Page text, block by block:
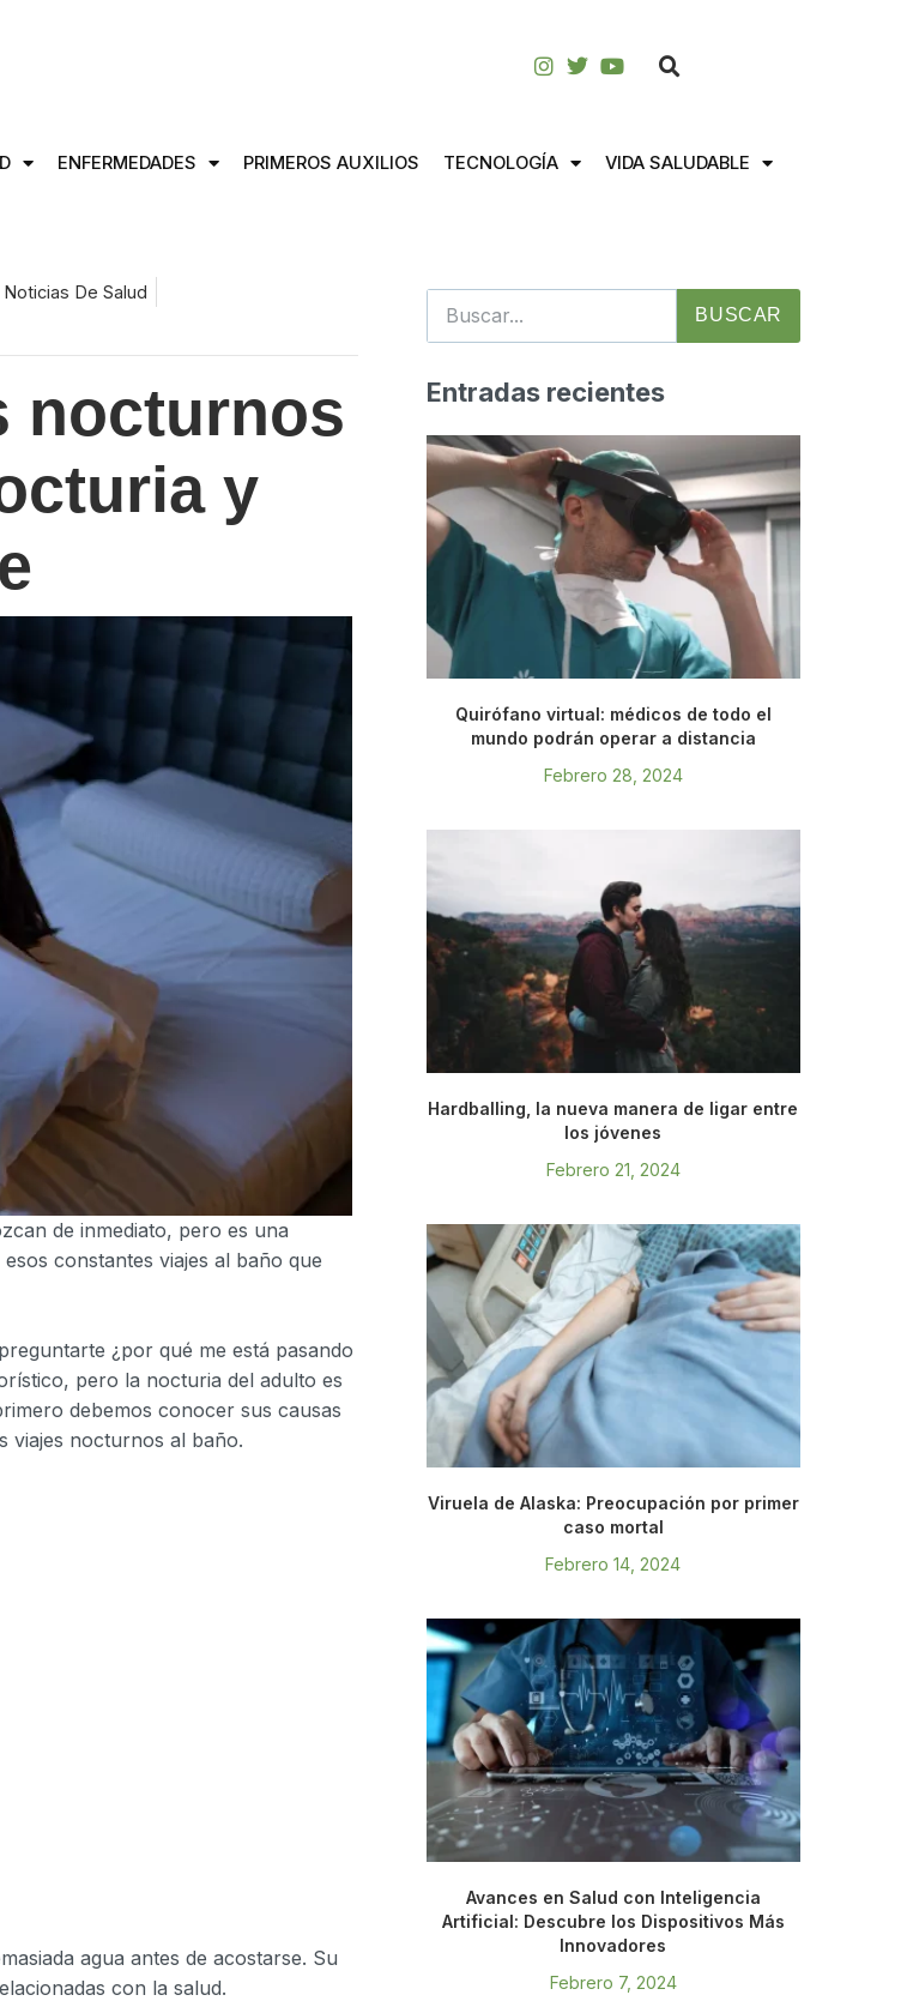
ENFERMEDADES PRIMEROS AUXILIOS TECNOLOGÍA VIDA SALUDABLE
Noticias De Salud
nocturnos
y
de inmediato, pero es una
constantes viajes al baño que
¿por qué me está pasando
pero la nocturia del adulto es
debemos conocer sus causas
viajes nocturnos al baño.
agua antes de acostarse. Su
con la salud.
BUSCAR
Entradas recientes
Quirófano virtual: médicos de todo el
mundo podrán operar a distancia
Febrero 28, 2024
Hardballing, la nueva manera de ligar entre
los jóvenes
Febrero 21, 2024
Viruela de Alaska: Preocupación por primer
caso mortal
Febrero 14, 2024
Avances en Salud con Inteligencia
Artificial: Descubre los Dispositivos Más
Innovadores
Febrero 7, 2024